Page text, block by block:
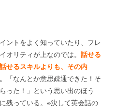
ントをよく知っていたり、フレ
オリティが上なのでは。 話せる
せるスキルよりも、その内
「なんとか意思疎通できた！そ
った！」という思い出のほう
残っている。※決して英会話の